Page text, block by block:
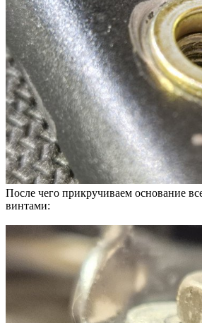
После чего прикручиваем основание
винтами: